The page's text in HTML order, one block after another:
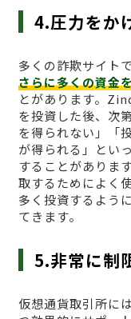
4.圧力をか
多くの詐欺サイト
さらに多くの資金
とがあります。
を投資した後、次
を得られない」「
が得られる」とい
することがありま
取するためによく
多く投資するよう
てきます。
5.非常に制
仮想通貨取引所に